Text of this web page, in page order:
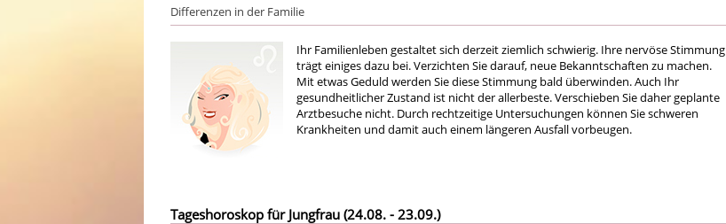
Differenzen in der Familie
Ihr Familienleben gestaltet sich derzeit ziemlich schwierig. Ihre nervöse Stimmung
trägt einiges dazu bei. Verzichten Sie darauf, neue Bekanntschaften zu machen.
Mit etwas Geduld werden Sie diese Stimmung bald überwinden. Auch Ihr
gesundheitlicher Zustand ist nicht der allerbeste. Verschieben Sie daher geplante
Arztbesuche nicht. Durch rechtzeitige Untersuchungen können Sie schweren
Krankheiten und damit auch einem längeren Ausfall vorbeugen.
Tageshoroskop für Jungfrau (24.08. - 23.09.)